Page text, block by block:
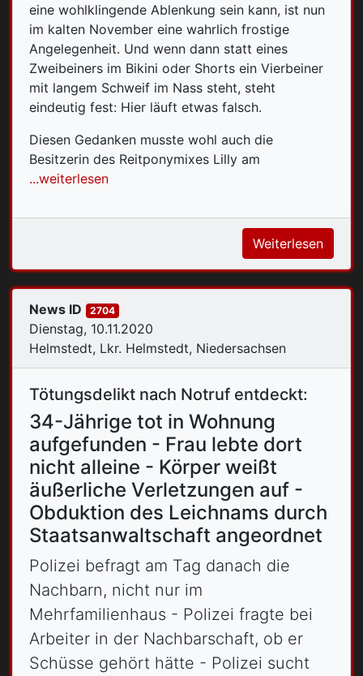
eine wohlklingende Ablenkung sein kann, ist nun
im kalten November eine wahrlich frostige
Angelegenheit. Und wenn dann statt eines
Zweibeiners im Bikini oder Shorts ein Vierbeiner
mit langem Schweif im Nass steht, steht
eindeutig fest: Hier läuft etwas falsch.
Diesen Gedanken musste wohl auch die
Besitzerin des Reitponymixes Lilly am
...weiterlesen
Weiterlesen
Dienstag, 10.11.2020
Helmstedt, Lkr. Helmstedt, Niedersachsen
News ID 2704
Tötungsdelikt nach Notruf entdeckt:
34-Jährige tot in Wohnung
aufgefunden - Frau lebte dort
nicht alleine - Körper weißt
äußerliche Verletzungen auf -
Obduktion des Leichnams durch
Staatsanwaltschaft angeordnet
Polizei befragt am Tag danach die
Nachbarn, nicht nur im
Mehrfamilienhaus - Polizei fragte bei
Arbeiter in der Nachbarschaft, ob er
Schüsse gehört hätte - Polizei sucht